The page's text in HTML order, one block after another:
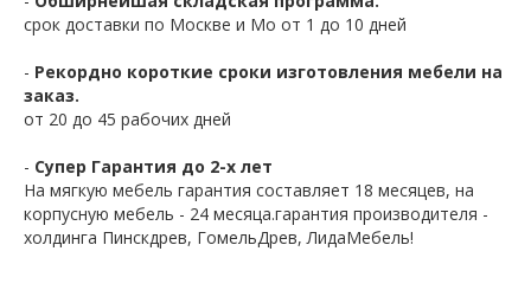
срок доставки по Москве и Мо от 1 до 10 дней
- Рекордно короткие сроки изготовления мебели на
заказ.
от 20 до 45 рабочих дней
- Супер Гарантия до 2-х лет
На мягкую мебель гарантия составляет 18 месяцев, на
корпусную мебель - 24 месяца.гарантия производителя -
холдинга Пинскдрев, ГомельДрев, ЛидаМебель!